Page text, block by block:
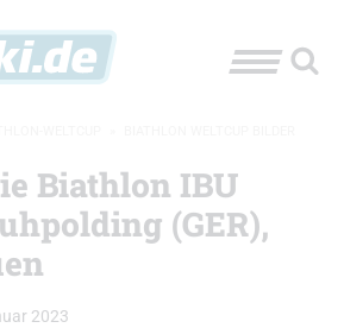
Biathlon IBU
(GER),
2023